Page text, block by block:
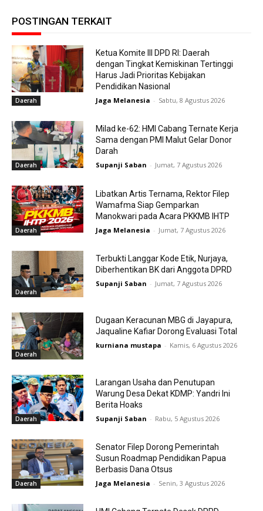
POSTINGAN TERKAIT
Daerah
Ketua Komite III DPD RI: Daerah
dengan Tingkat Kemiskinan Tertinggi
Harus Jadi Prioritas Kebijakan
Pendidikan Nasional
Jaga Melanesia - Sabtu, 8 Agustus 2026
Daerah
Milad ke-62: HMI Cabang Ternate Kerja
Sama dengan PMI Malut Gelar Donor
Darah
Supanji Saban - Jumat, 7 Agustus 2026
Daerah
Libatkan Artis Ternama, Rektor Filep
Wamafma Siap Gemparkan
Manokwari pada Acara PKKMB IHTP
Jaga Melanesia - Jumat, 7 Agustus 2026
Daerah
Terbukti Langgar Kode Etik, Nurjaya,
Diberhentikan BK dari Anggota DPRD
Supanji Saban - Jumat, 7 Agustus 2026
Daerah
Dugaan Keracunan MBG di Jayapura,
Jaqualine Kafiar Dorong Evaluasi Total
kurniana mustapa - Kamis, 6 Agustus 2026
Daerah
Larangan Usaha dan Penutupan
Warung Desa Dekat KDMP: Yandri Ini
Berita Hoaks
Supanji Saban - Rabu, 5 Agustus 2026
Daerah
Senator Filep Dorong Pemerintah
Susun Roadmap Pendidikan Papua
Berbasis Dana Otsus
Jaga Melanesia - Senin, 3 Agustus 2026